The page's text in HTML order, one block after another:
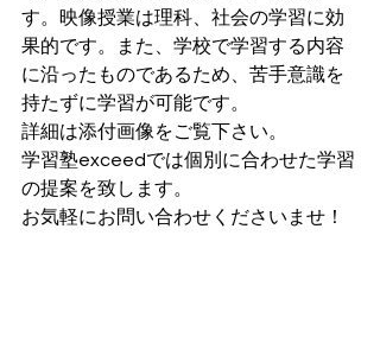
す。映像授業は理科、社会の学習に効
果的です。また、学校で学習する内容
に沿ったものであるため、苦手意識を
持たずに学習が可能です。
詳細は添付画像をご覧下さい。
学習塾exceedでは個別に合わせた学習
の提案を致します。
お気軽にお問い合わせくださいませ！